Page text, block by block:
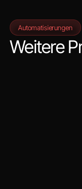
Automatisierungen
Weitere